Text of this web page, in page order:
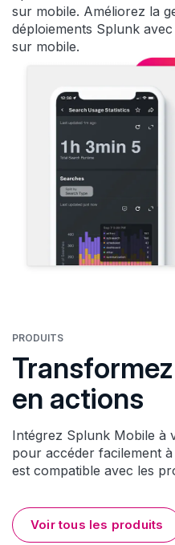
sur mobile. Améliorez la
déploiements Splunk
sur mobile.
PRODUITS
en actions
Intégrez Splunk Mobile à
pour accéder facilement à
est compatible avec les
Voir tous les produits